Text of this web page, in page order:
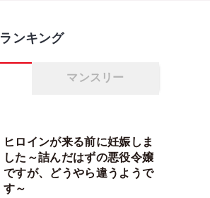
ランキング
マンスリー
ヒロインが来る前に妊娠しま
した～詰んだはずの悪役令嬢
ですが、どうやら違うようで
す～